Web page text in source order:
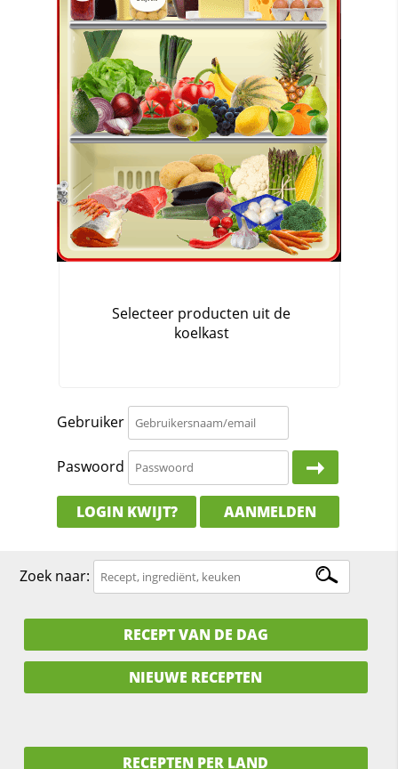
Gebruiker
Paswoord
LOGIN KWIJT? AANMELDEN
Zoek naar:
RECEPT VAN DE DAG
NIEUWE RECEPTEN
RECEPTEN PER LAND